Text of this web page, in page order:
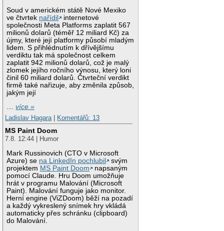
Soud v americkém státě Nové Mexiko
ve čtvrtek nařídil
internetové
společnosti Meta Platforms zaplatit 567
milionů dolarů (téměř 12 miliard Kč) za
újmy, které její platformy působí mladým
lidem. S přihlédnutím k dřívějšímu
verdiktu tak má společnost celkem
zaplatit 942 milionů dolarů, což je malý
zlomek jejího ročního výnosu, který loni
činil 60 miliard dolarů. Čtvrteční verdikt
firmě také nařizuje, aby změnila způsob,
jakým její
…více »
Ladislav Hagara
Komentářů: 13
MS Paint Doom
7.8. 12:44 | Humor
Mark Russinovich (CTO v Microsoft
Azure) se na LinkedIn pochlubil
svým
projektem MS Paint Doom
napsaným
pomocí Claude. Hru Doom umožňuje
hrát v programu Malování (Microsoft
Paint). Malování funguje jako monitor.
Herní engine (ViZDoom) běží na pozadí
a každý vykreslený snímek hry vkládá
automaticky přes schránku (clipboard)
do Malování.